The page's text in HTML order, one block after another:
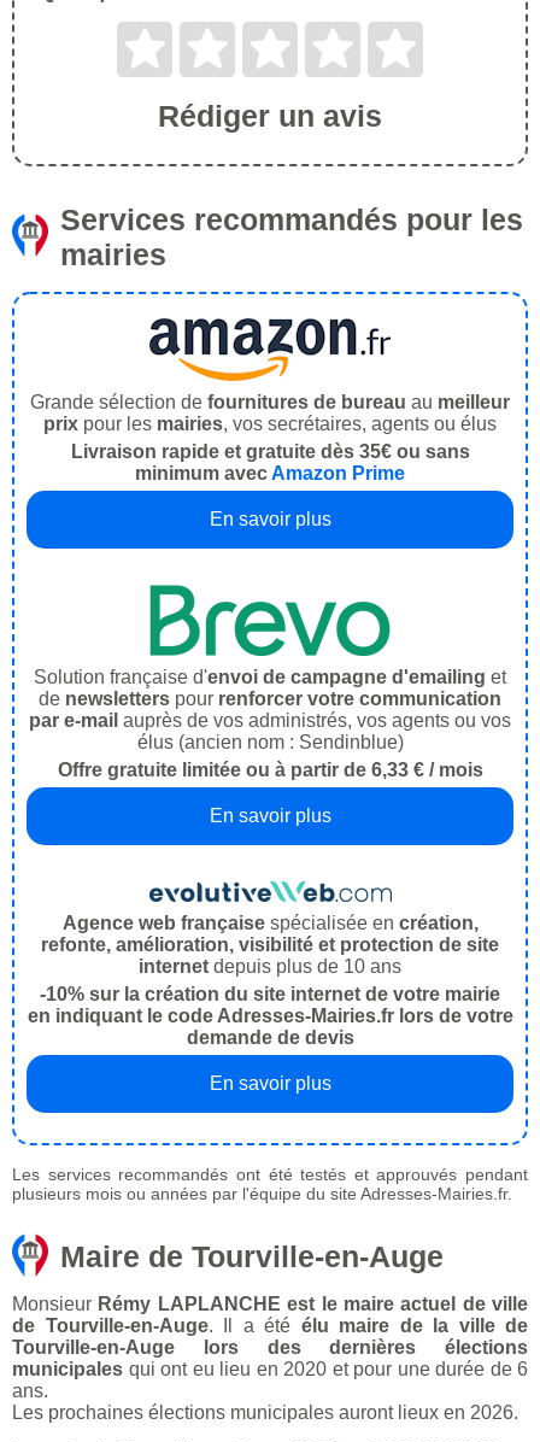
Rédiger un avis
Services recommandés pour les
mairies
Grande sélection de fournitures de bureau au meilleur
prix pour les mairies, vos secrétaires, agents ou élus
Livraison rapide et gratuite dès 35€ ou sans
minimum avecAmazon Prime
En savoir plus
Solution française d'envoi de campagne d'emailing et
de newsletters pour renforcer votre communication
par e-mail auprès de vos administrés, vos agents ou vos
élus (ancien nom : Sendinblue)
Offre gratuite limitée ou à partir de 6,33 € / mois
En savoir plus
Agence web françaisespécialisée en création,
refonte, amélioration, visibilité et protection de site
internet depuis plus de 10 ans
-10% sur la création du site internet de votre mairie
en indiquant le code Adresses-Mairies.fr lors de votre
demande de devis
En savoir plus
Les services recommandés ont été testés et approuvés pendant
plusieurs mois ou années par l'équipe du site Adresses-Mairies.fr.
Maire de Tourville-en-Auge
Monsieur Rémy LAPLANCHE est le maire actuel de ville
de Tourville-en-Auge. Il a été élu maire de la ville de
Tourville-en-Auge lors des dernières élections
municipales qui ont eu lieu en 2020 et pour une durée de 6
ans.
Les prochaines élections municipales auront lieux en 2026.